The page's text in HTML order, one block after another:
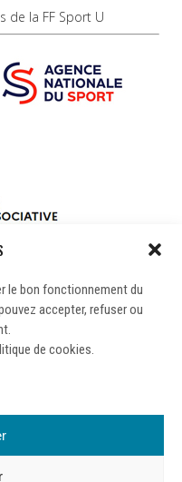
le bon fonctionnement du
accepter, refuser ou
de cookies.
de la FF Sport U